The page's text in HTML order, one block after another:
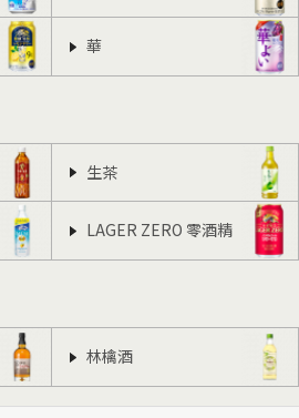
華
生茶
LAGER ZERO 零酒精
林檎酒